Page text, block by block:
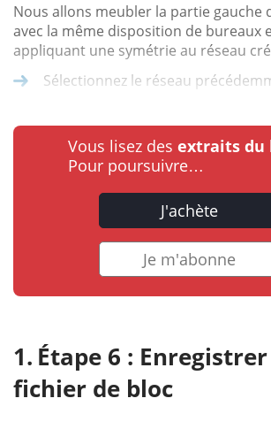
Nous allons meubler la partie gauche
avec la même disposition de bureaux
appliquant une symétrie au réseau
Sélectionnez le réseau
Vous lisez des extraits du
Pour poursuivre…
J'achète
Je m'abonne
Étape 6 :
fichier de bloc